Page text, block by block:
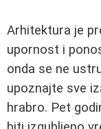
Arhitektura je
upornost i
onda se ne
upoznajte sve
hrabro. Pet